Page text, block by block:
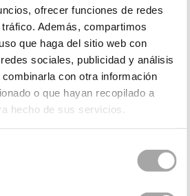
ofrecer funciones de redes
Además, compartimos
que haga del sitio web con
sociales, publicidad y análisis
con otra información
o que hayan recopilado a
hecho de sus servicios.